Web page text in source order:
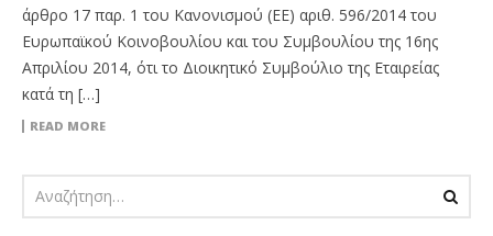
άρθρο 17 παρ. 1 του Κανονισμού (ΕΕ) αριθ. 596/2014 του
Ευρωπαϊκού Κοινοβουλίου και του Συμβουλίου της 16ης
Απριλίου 2014, ότι το Διοικητικό Συμβούλιο της Εταιρείας
κατά τη […]
READ MORE